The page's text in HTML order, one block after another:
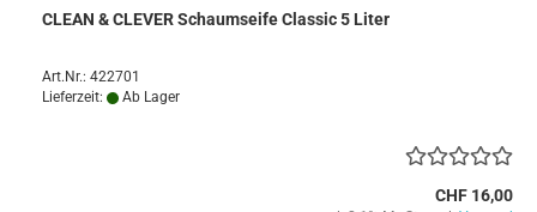
CLEAN & CLEVER Schaumseife Classic 5 Liter
Art.Nr.: 422701
Lieferzeit:
Ab Lager
CHF 16,00